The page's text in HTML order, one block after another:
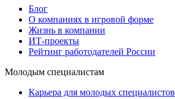
Блог
О компаниях в игровой форме
Жизнь в компании
ИТ-проекты
Рейтинг работодателей России
Молодым специалистам
Карьера для молодых специалистов